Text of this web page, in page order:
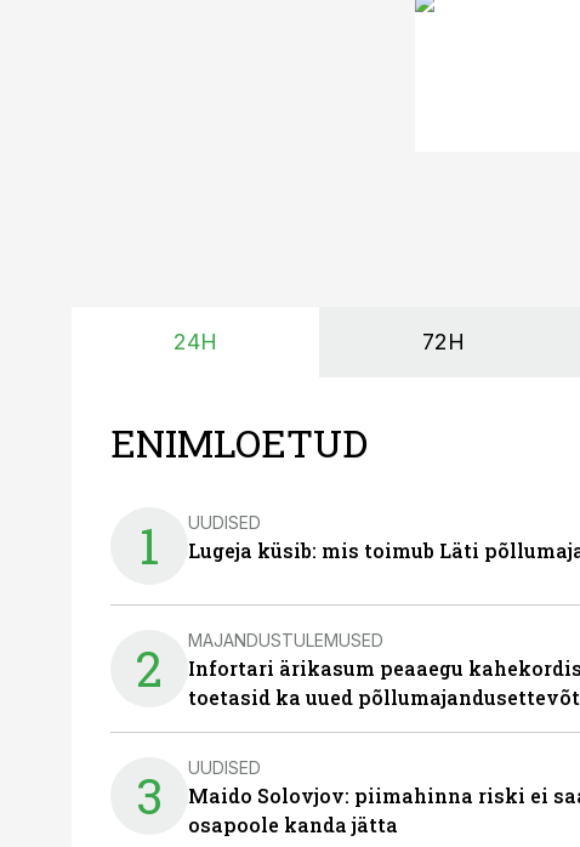
24H 72H
ENIMLOETUD
1 UUDISED
Lugeja küsib: mis toimub Läti
2 MAJANDUSTULEMUSED
Infortari ärikasum peaaegu
toetasid ka uued
3 UUDISED
Maido Solovjov: piimahinna riski ei
osapoole kanda jätta